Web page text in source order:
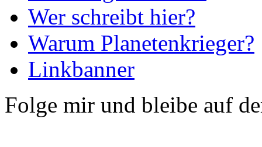
Wer schreibt hier?
Warum Planetenkrieger?
Linkbanner
Folge mir und bleibe auf